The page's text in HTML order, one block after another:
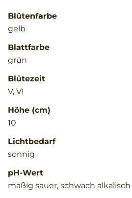
Blütenfarbe
gelb
Blattfarbe
grün
Blütezeit
V, VI
Höhe (cm)
10
Lichtbedarf
sonnig
pH-Wert
mäßig sauer, schwach alkalisch